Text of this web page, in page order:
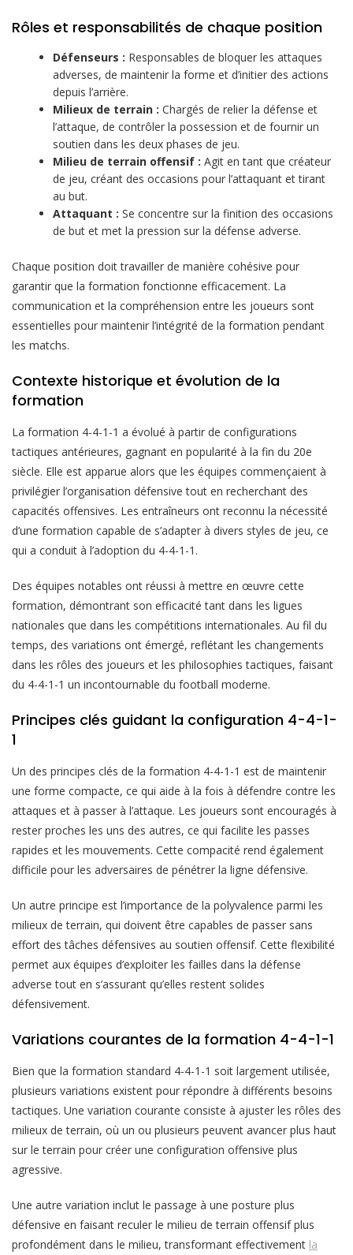
Rôles et responsabilités de chaque position
Défenseurs : Responsables de bloquer les attaques
adverses, de maintenir la forme et d’initier des actions
depuis l’arrière.
Milieux de terrain : Chargés de relier la défense et
l’attaque, de contrôler la possession et de fournir un
soutien dans les deux phases de jeu.
Milieu de terrain offensif : Agit en tant que créateur
de jeu, créant des occasions pour l’attaquant et tirant
au but.
Attaquant : Se concentre sur la finition des occasions
de but et met la pression sur la défense adverse.
Chaque position doit travailler de manière cohésive pour
garantir que la formation fonctionne efficacement. La
communication et la compréhension entre les joueurs sont
essentielles pour maintenir l’intégrité de la formation pendant
les matchs.
Contexte historique et évolution de la
formation
La formation 4-4-1-1 a évolué à partir de configurations
tactiques antérieures, gagnant en popularité à la fin du 20e
siècle. Elle est apparue alors que les équipes commençaient à
privilégier l’organisation défensive tout en recherchant des
capacités offensives. Les entraîneurs ont reconnu la nécessité
d’une formation capable de s’adapter à divers styles de jeu, ce
qui a conduit à l’adoption du 4-4-1-1.
Des équipes notables ont réussi à mettre en œuvre cette
formation, démontrant son efficacité tant dans les ligues
nationales que dans les compétitions internationales. Au fil du
temps, des variations ont émergé, reflétant les changements
dans les rôles des joueurs et les philosophies tactiques, faisant
du 4-4-1-1 un incontournable du football moderne.
Principes clés guidant la configuration 4-4-1-
1
Un des principes clés de la formation 4-4-1-1 est de maintenir
une forme compacte, ce qui aide à la fois à défendre contre les
attaques et à passer à l’attaque. Les joueurs sont encouragés à
rester proches les uns des autres, ce qui facilite les passes
rapides et les mouvements. Cette compacité rend également
difficile pour les adversaires de pénétrer la ligne défensive.
Un autre principe est l’importance de la polyvalence parmi les
milieux de terrain, qui doivent être capables de passer sans
effort des tâches défensives au soutien offensif. Cette flexibilité
permet aux équipes d’exploiter les failles dans la défense
adverse tout en s’assurant qu’elles restent solides
défensivement.
Variations courantes de la formation 4-4-1-1
Bien que la formation standard 4-4-1-1 soit largement utilisée,
plusieurs variations existent pour répondre à différents besoins
tactiques. Une variation courante consiste à ajuster les rôles des
milieux de terrain, où un ou plusieurs peuvent avancer plus haut
sur le terrain pour créer une configuration offensive plus
agressive.
Une autre variation inclut le passage à une posture plus
défensive en faisant reculer le milieu de terrain offensif plus
profondément dans le milieu, transformant effectivement la